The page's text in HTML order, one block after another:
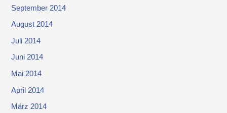
September 2014
August 2014
Juli 2014
Juni 2014
Mai 2014
April 2014
März 2014